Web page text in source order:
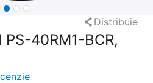
Distribuie
40RM1-BCR,